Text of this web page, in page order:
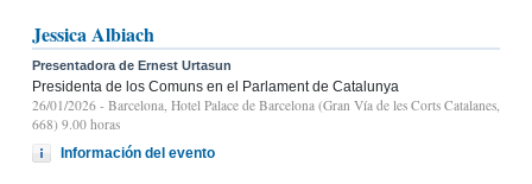
Jessica Albiach
Presentadora de Ernest Urtasun
Presidenta de los Comuns en el Parlament de Catalunya
26/01/2026 - Barcelona, Hotel Palace de Barcelona (Gran Vía de les Corts Catalanes,
668) 9.00 horas
Información del evento